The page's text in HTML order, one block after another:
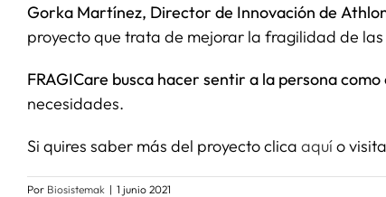
Gorka Martínez, Director de Innovación de
proyecto que trata de mejorar la fragilidad de las
FRAGICare busca hacer sentir a la persona
necesidades.
Si quires saber más del proyecto clica aquío
Por Biosistemak | 1 junio 2021